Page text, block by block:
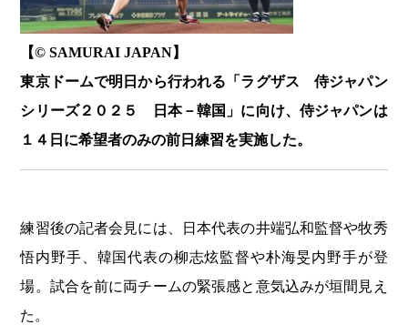
【© SAMURAI JAPAN】
東京ドームで明日から行われる「ラグザス 侍ジャパン
シリーズ２０２５ 日本－韓国」に向け、侍ジャパンは
１４日に希望者のみの前日練習を実施した。
練習後の記者会見には、日本代表の井端弘和監督や牧秀
悟内野手、韓国代表の柳志炫監督や朴海旻内野手が登
場。試合を前に両チームの緊張感と意気込みが垣間見え
た。